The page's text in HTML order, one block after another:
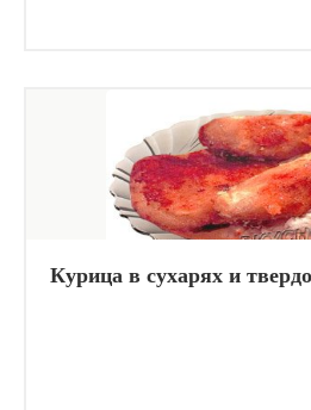
Курица в сухарях и